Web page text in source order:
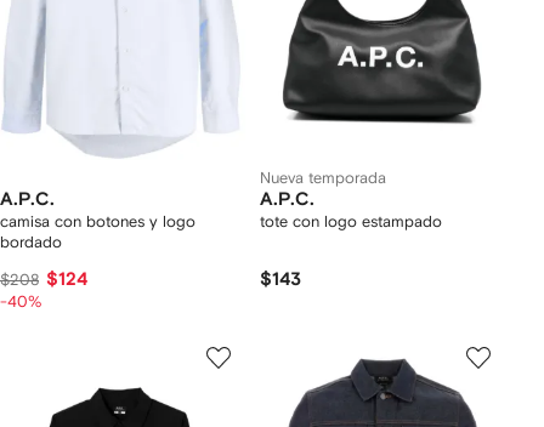
A.P.C.
camisa con botones y logo
bordado
$208 $124
-40%
Nueva temporada
A.P.C.
tote con logo estampado
$143